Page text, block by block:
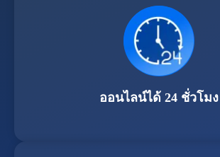
ออนไลน์ได้ 24 ชั่วโมง